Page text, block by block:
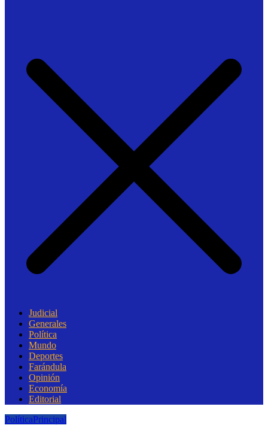
Judicial
Generales
Política
Mundo
Deportes
Farándula
Opinión
Economía
Editorial
PolíticaPrincipal